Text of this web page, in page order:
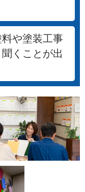
や塗装工事
くことが出